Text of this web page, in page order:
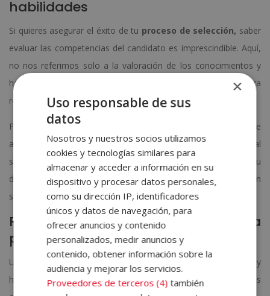
habilidades
Si quieres asegurar el éxito de tu proceso de selección, saber
evaluar las competencias del candidato es imprescindible. Aquí,
no nos referimos solo a la valoración de los conocimientos y
habilidades adquiridas, sino también a las capacidades para
responder a situaciones que se dan en el ámbito laboral.
Para valorar la actitud y capacidad de la persona tendrás que
analizar los tres saberes: saber, saber ser y saber hacer. Lo cual
se traduce a los conocimientos técnicos del aspirante, su
disposición y sus capacidades de aplicar las competencias en
situaciones reales.
Prepara la entrevista y utiliza
pruebas de selección
Una vez tengas claras las necesidades del puesto a cubrir y
hayas planificado el proceso de selección así como valorado las
×
Uso responsable de sus
datos
Nosotros y nuestros socios utilizamos
cookies y tecnologías similares para
almacenar y acceder a información en su
dispositivo y procesar datos personales,
como su dirección IP, identificadores
únicos y datos de navegación, para
ofrecer anuncios y contenido
personalizados, medir anuncios y
contenido, obtener información sobre la
audiencia y mejorar los servicios.
Proveedores de terceros (4) también